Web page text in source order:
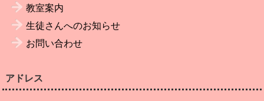
教室案内
生徒さんへのお知らせ
お問い合わせ
アドレス